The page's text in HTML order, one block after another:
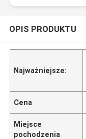
OPIS PRODUKTU
Najważniejsze:
Cena
Miejsce
pochodzenia